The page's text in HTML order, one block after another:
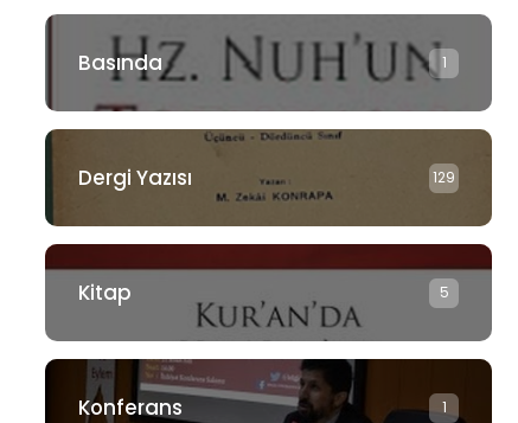
Basında 1
Dergi Yazısı 129
Kitap 5
Konferans 1